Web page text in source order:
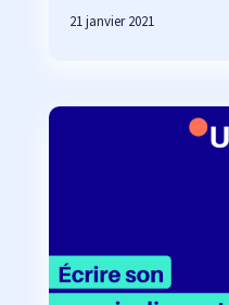
21 janvier 2021